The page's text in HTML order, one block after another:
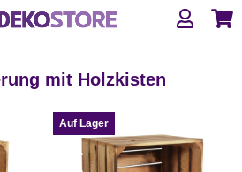
mit Holzkisten
Auf Lager